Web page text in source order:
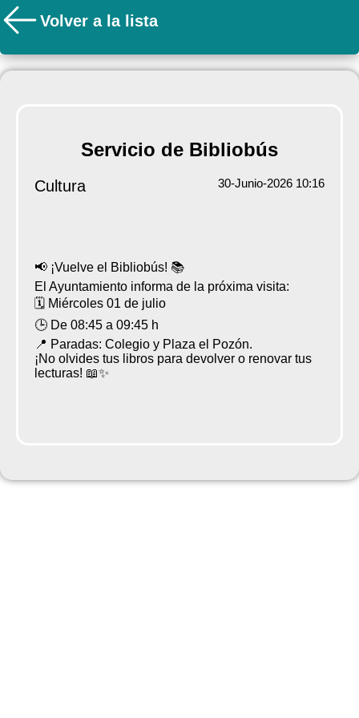
Volver a la lista
Servicio de Bibliobús
Cultura 30-Junio-2026 10:16
📢 ¡Vuelve el Bibliobús! 📚
El Ayuntamiento informa de la próxima visita:
🗓 Miércoles 01 de julio
🕒 De 08:45 a 09:45 h
📍 Paradas: Colegio y Plaza el Pozón.
¡No olvides tus libros para devolver o renovar tus
lecturas! 📖✨